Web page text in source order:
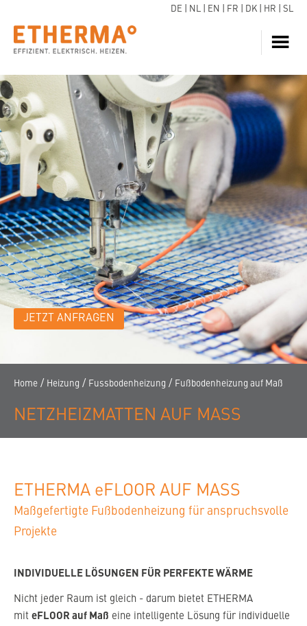
DE NL EN FR DK HR SL
JETZT ANFRAGEN
HEIZUNG
WARMWASSER
WÄRMEPUMPE
SERVICE
DOWNLOADS
ECARE
WISSEN
REFERENZEN
FAQ
KONTAKT
HÄNDLERSUCHE
JETZT ANFRAGEN
Home / Heizung / Fussbodenheizung / Fußbodenheizung auf Maß
NETZHEIZMATTEN AUF MASS
ETHERMA eFLOOR AUF MASS
Maßgefertigte Fußbodenheizung für anspruchsvolle
Projekte
INDIVIDUELLE LÖSUNGEN FÜR PERFEKTE WÄRME
Nicht jeder Raum ist gleich - darum bietet ETHERMA
mit eFLOOR auf Maß eine intelligente Lösung für individuelle